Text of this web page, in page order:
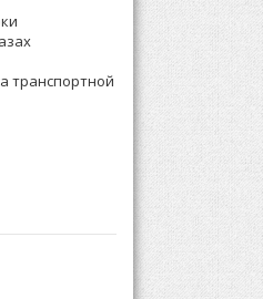
транспортной